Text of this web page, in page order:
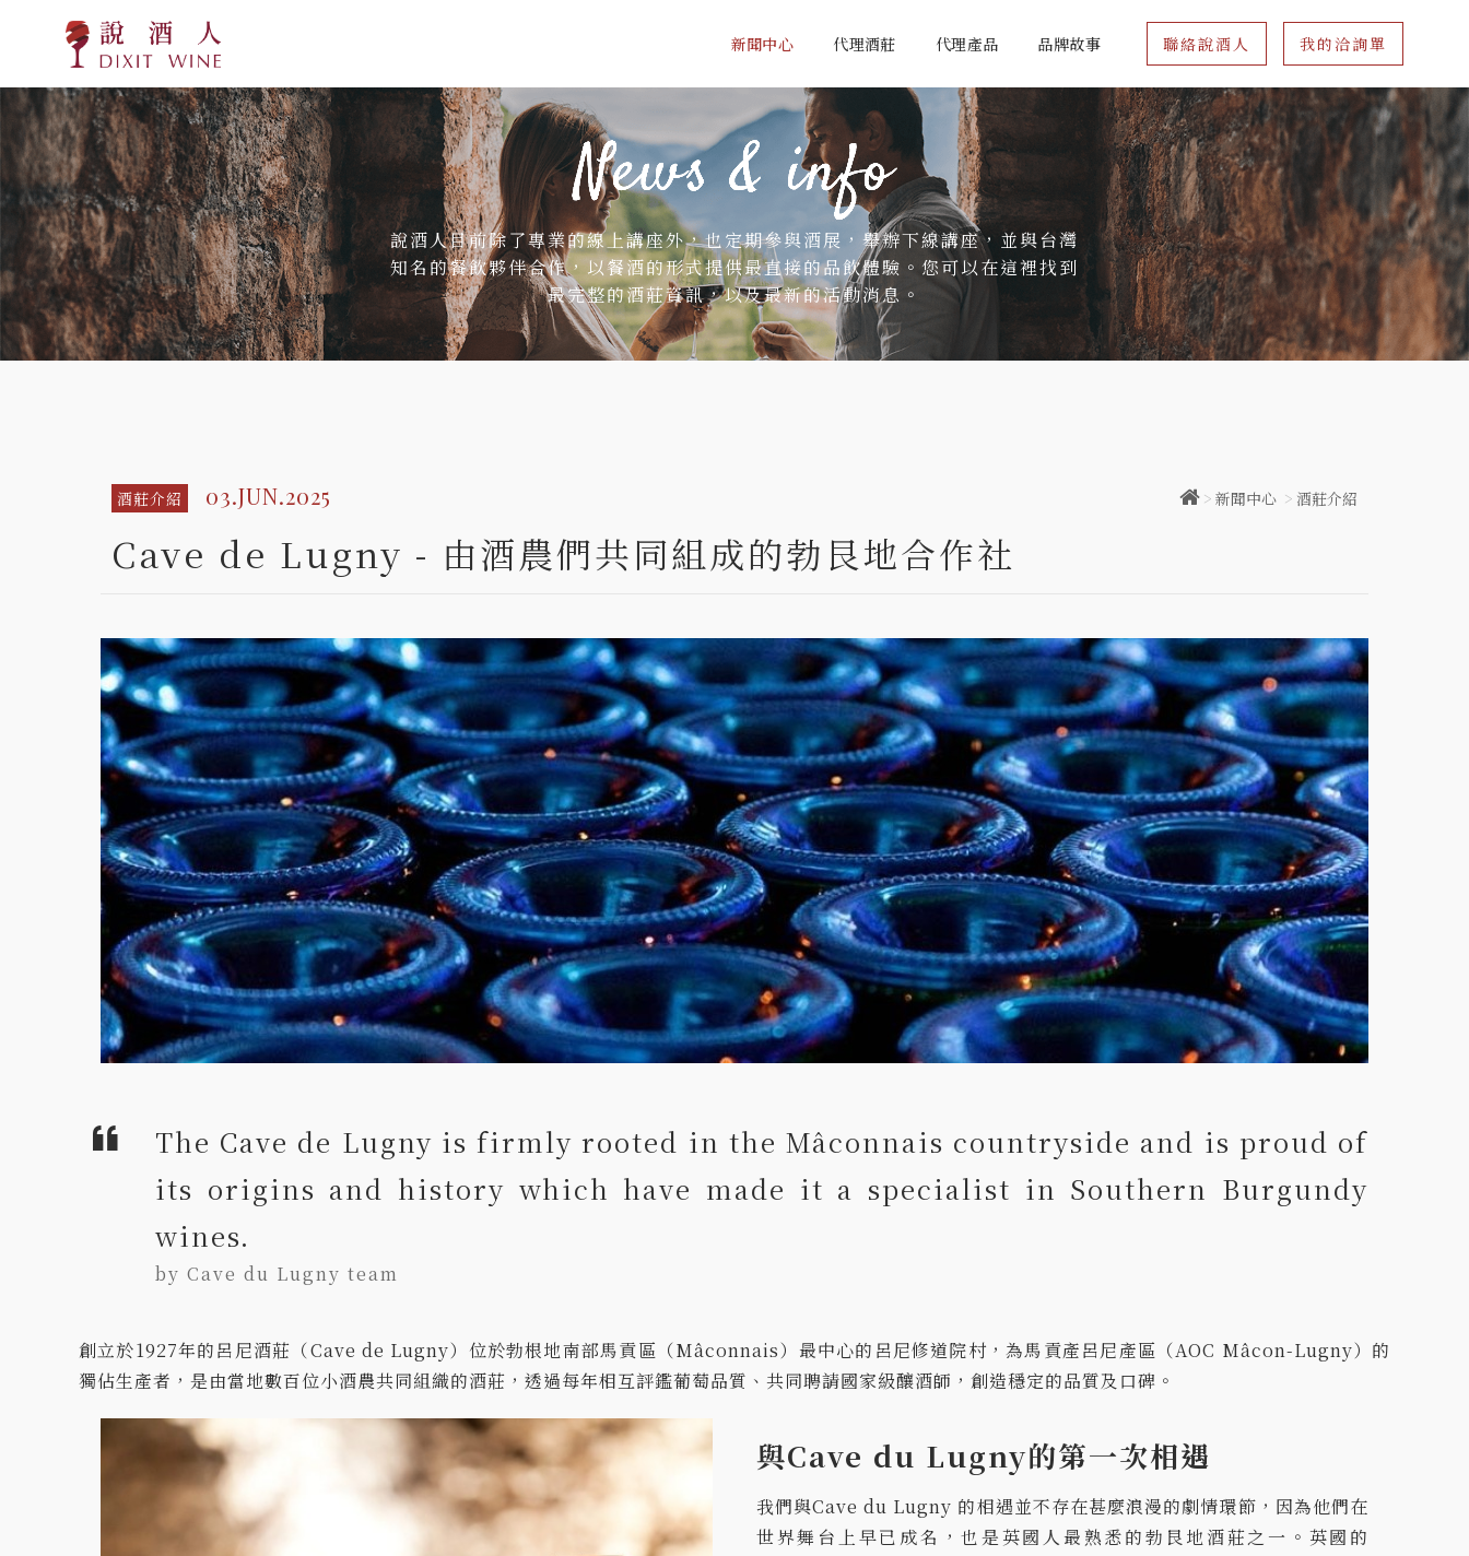
新聞中心 代理酒莊 代理產品 品牌故事 聯絡說酒人 我的洽詢單
說酒人目前除了專業的線上講座外，也定期參與酒展，舉辦下線講座，並與台灣
知名的餐飲夥伴合作，以餐酒的形式提供最直接的品飲體驗。您可以在這裡找到
最完整的酒莊資訊，以及最新的活動消息。
> 新聞中心 > 酒莊介紹
酒莊介紹 03.JUN.2025
Cave de Lugny - 由酒農們共同組成的勃艮地合作社
The Cave de Lugny is firmly rooted in the Mâconnais countryside and is proud of
its origins and history which have made it a specialist in Southern Burgundy
wines.
by Cave du Lugny team
創立於1927年的呂尼酒莊（Cave de Lugny）位於勃根地南部馬貢區（Mâconnais）最中心的呂尼修道院村，為馬貢產呂尼產區（AOC Mâcon-Lugny）的
獨佔生產者，是由當地數百位小酒農共同組織的酒莊，透過每年相互評鑑葡萄品質、共同聘請國家級釀酒師，創造穩定的品質及口碑。
與Cave du Lugny的第一次相遇
我們與Cave du Lugny 的相遇並不存在甚麼浪漫的劇情環節，因為他們在
世界舞台上早已成名，也是英國人最熟悉的勃艮地酒莊之一。英國的